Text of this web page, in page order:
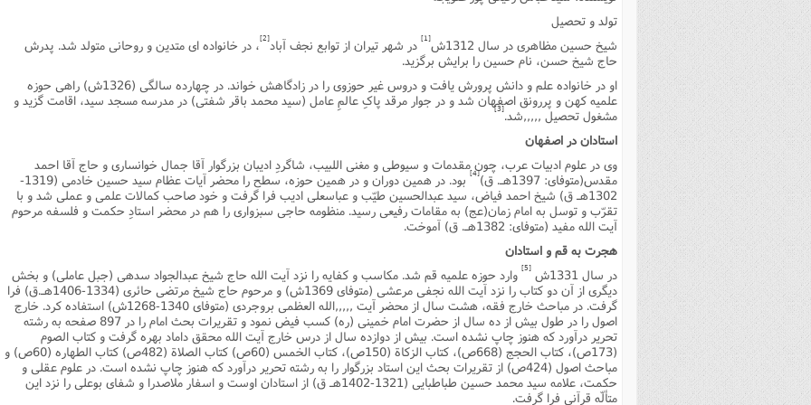
شماره دوم فصل نامه تربیت تبلیغی
شماره سوم و چهارم فصل نامه تربیت تبلیغی
شماره پنج و شش فصل نامه تربیت تبلیغی
شماره اول فصل نامه مطالعات معنوی
شماره دوم فصل نامه مطالعات معنوی
شماره سوم فصل نامه مطالعات معنوی
شماره ششم فصل نامه مطالعات معنوی
شماره هشتم و نهم فصل‌نامه مطالعات معنوی
شماره دهم فصل‌نامه مطالعات معنوی
علوم تربیتی
آئین دوست یابی
خانواده
تولد و تحصیل
شیخ حسین مظاهرى در سال 1312ش
[1] در شهر تیران از توابع نجف آباد[2]
، در خانواده اى متدین و روحانى متولد شد. پدرش
حاج شیخ حسن، نام حسین را برایش برگزید.
او در خانواده علم و دانش پرورش یافت و دروس غیر حوزوى را در زادگاهش خواند. در چهارده سالگى (1326ش) راهى حوزه
علمیه کهن و پررونق اصفهان شد و در جوار مرقد پاکِ عالمِ عامل (سید محمد باقر شفتى) در مدرسه مسجد سید، اقامت گزید و
مشغول تحصیل ,,,,,شد.[3]
استادان در اصفهان
وى در علوم ادبیات عرب، چون مقدمات و سیوطى و مغنى اللبیب، شاگردِ ادیبان بزرگوار آقا جمال خوانسارى و حاج آقا احمد
مقدس(متوفاى: 1397هـ. ق)
[4]
بود. در همین دوران و در همین حوزه، سطح را محضر آیات عظام سید حسین خادمى (1319-
1302هـ ق) شیخ احمد فیاض، سید عبدالحسین طیّب و عباسعلى ادیب فرا گرفت و خود صاحب کمالات علمى و عملى شد و با
تقرّب و توسل به امام زمان(عج) به مقامات رفیعى رسید. منظومه حاجى سبزوارى را هم در محضر استادِ حکمت و فلسفه مرحوم
آیت الله مفید (متوفاى: 1382هـ. ق) آموخت.
هجرت به قم و استادان
در سال 1331ش
[5]
وارد حوزه علمیه قم شد. مکاسب و کفایه را نزد آیت الله حاج شیخ عبدالجواد سدهى (جبل عاملى) و بخش
دیگرى از آن دو کتاب را نزد آیت الله نجفى مرعشى (متوفاى 1369ش) و مرحوم حاج شیخ مرتضى حائرى (1334-1406هـ.ق) فرا
گرفت. در مباحث خارج فقه، هشت سال از محضر آیت ,,,,,الله العظمى بروجردى (متوفاى 1340-1268ش) استفاده کرد. خارج
اصول را در طول بیش از ده سال از حضرت امام خمینى (ره) کسب فیض نمود و تقریرات بحث امام را در 897 صفحه به رشته
تحریر درآورد که هنوز چاپ نشده است. بیش از دوازده سال از درس خارج آیت الله محقق داماد بهره گرفت و کتاب الصوم
(173ص)، کتاب الحجج (668ص)، کتاب الزکاة (150ص)، کتاب الخمس (60ص) کتاب الصلاة (482ص) کتاب الطهاره (60ص) و
مباحث اصول (424ص) از تقریرات بحث این استاد بزرگوار را به رشته تحریر درآورد که هنوز چاپ نشده است. در علوم عقلى و
حکمت، علامه سید محمد حسین طباطبایى (1321-1402هـ ق) از استادان اوست و اسفار ملاصدرا و شفاى بوعلى را نزد این
متألّه قرآنى فرا گرفت.